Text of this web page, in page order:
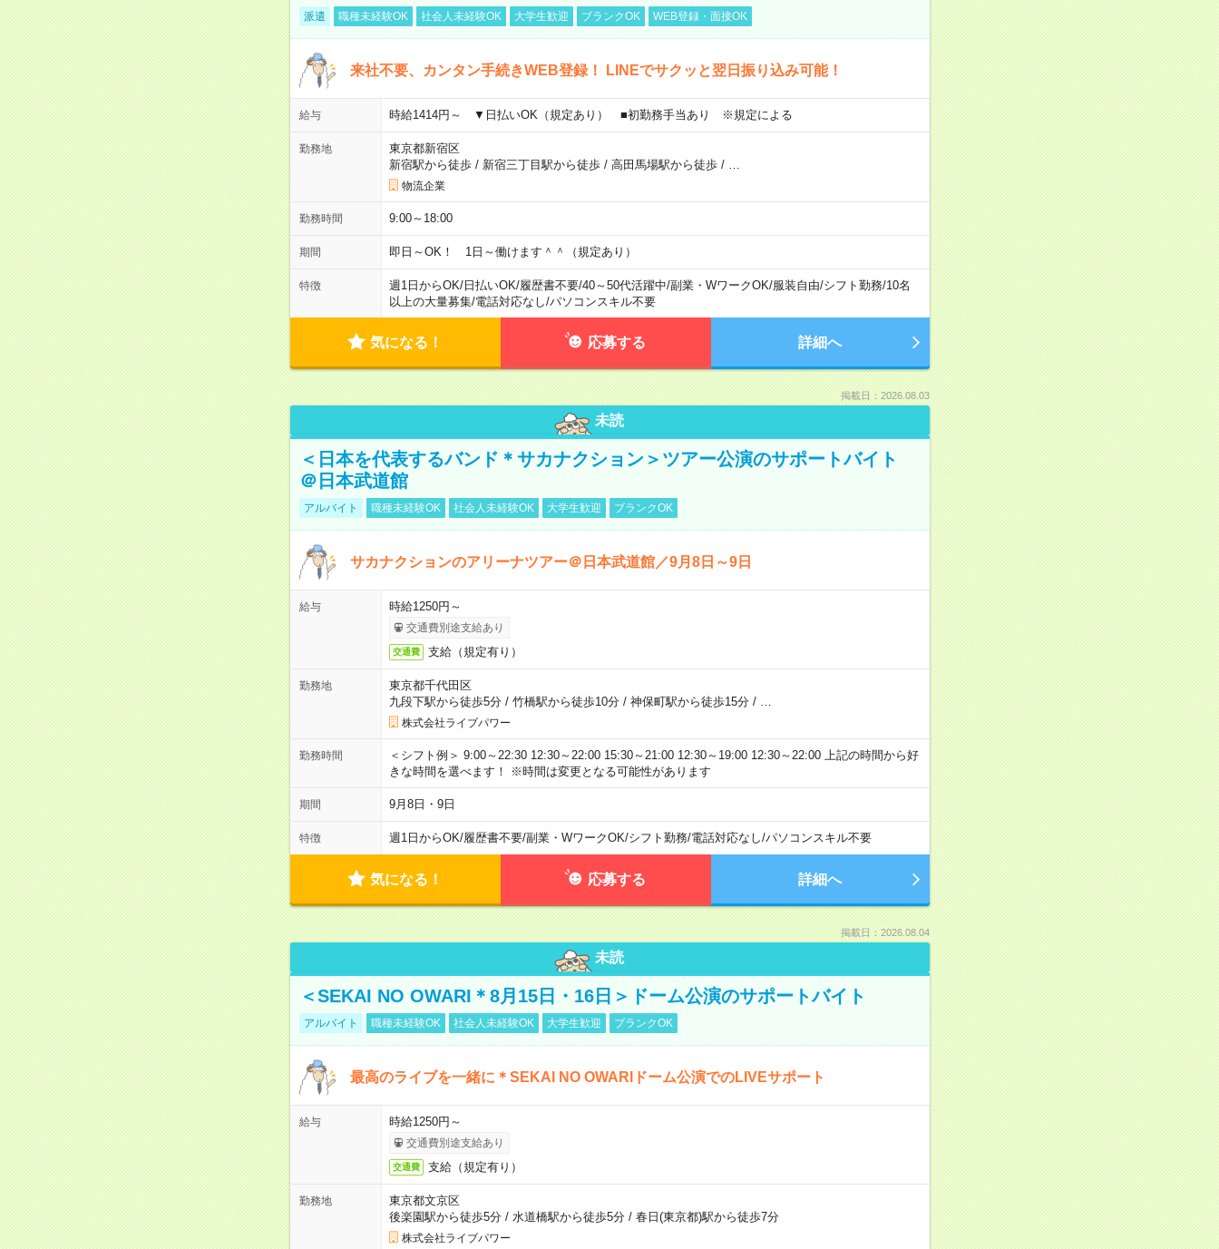
派遣 職種未経験OK 社会人未経験OK 大学生歓迎 ブランクOK WEB登録・面接OK
来社不要、カンタン手続きWEB登録！ LINEでサクッと翌日振り込み可能！
給与 時給1414円～ ▼日払いOK（規定あり） ■初勤務手当あり ※規定による
勤務地
東京都新宿区
新宿駅から徒歩/ 新宿三丁目駅から徒歩/ 高田馬場駅から徒歩/
物流企業
勤務時間 9:00～18:00
期間 即日～OK！ 1日～働けます＾＾（規定あり）
特徴 週1日からOK/日払いOK/履歴書不要/40～50代活躍中/副業・WワークOK/服装自由/シフト勤務/10名
以上の大量募集/電話対応なし/パソコンスキル不要
気になる！ 応募する 詳細へ
掲載日：2026.08.03
未読
＜日本を代表するバンド＊サカナクション＞ツアー公演のサポートバイト
＠日本武道館
アルバイト 職種未経験OK 社会人未経験OK 大学生歓迎 ブランクOK
サカナクションのアリーナツアー＠日本武道館／9月8日～9日
給与 時給1250円～
交通費別途支給あり
交通費 支給（規定有り）
勤務地
東京都千代田区
九段下駅から徒歩5分/ 竹橋駅から徒歩10分/ 神保町駅から徒歩15分/
株式会社ライブパワー
勤務時間
＜シフト例＞ 9:00～22:30 12:30～22:00 15:30～21:00 12:30～19:00 12:30～22:00 上記の時間から好
きな時間を選べます！ ※時間は変更となる可能性があります
期間 9月8日・9日
特徴 週1日からOK/履歴書不要/副業・WワークOK/シフト勤務/電話対応なし/パソコンスキル不要
気になる！ 応募する 詳細へ
掲載日：2026.08.04
未読
＜SEKAI NO OWARI＊8月15日・16日＞ドーム公演のサポートバイト
アルバイト 職種未経験OK 社会人未経験OK 大学生歓迎 ブランクOK
最高のライブを一緒に＊SEKAI NO OWARIドーム公演でのLIVEサポート
給与 時給1250円～
交通費別途支給あり
交通費 支給（規定有り）
勤務地
東京都文京区
後楽園駅から徒歩5分/ 水道橋駅から徒歩5分/ 春日(東京都)駅から徒歩7分
株式会社ライブパワー